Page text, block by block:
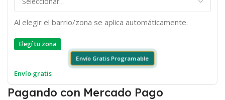
Al elegir el barrio/zona se aplica automáticamente.
Elegí tu zona
Envío Gratis Programable
Envío gratis
Pagando con Mercado Pago